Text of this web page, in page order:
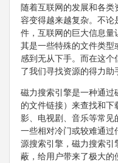
随着互联网的发展和各
容变得越来越复杂。不
件，互联网的巨大信息
其是一些特殊的文件类
感到无从下手。而在这
了我们寻找资源的得力助
磁力搜索引擎是一种通过
的文件链接）来查找和
影、电视剧、音乐等常
一些相对冷门或较难通
源搜索引擎，磁力搜索
蔽，给用户带来了极大的